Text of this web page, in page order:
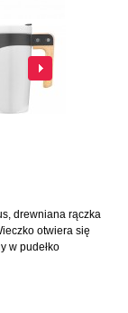
drewniana rączka
otwiera się
w pudełko